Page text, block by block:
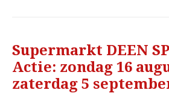
Supermarkt DEEN
Actie: zondag 16
zaterdag 5